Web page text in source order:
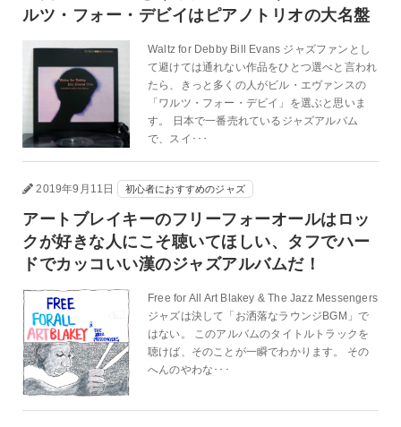
ルツ・フォー・デビイはピアノトリオの大名盤
Waltz for Debby Bill Evans ジャズファンとし
て避けては通れない作品をひとつ選べと言われ
たら、きっと多くの人がビル・エヴァンスの
「ワルツ・フォー・デビイ」を選ぶと思いま
す。 日本で一番売れているジャズアルバム
で、スイ･･･
2019年9月11日 初心者におすすめのジャズ
アートブレイキーのフリーフォーオールはロッ
クが好きな人にこそ聴いてほしい、タフでハー
ドでカッコいい漢のジャズアルバムだ！
Free for All Art Blakey & The Jazz Messengers
ジャズは決して「お洒落なラウンジBGM」で
はない。 このアルバムのタイトルトラックを
聴けば、そのことが一瞬でわかります。 その
へんのやわな･･･